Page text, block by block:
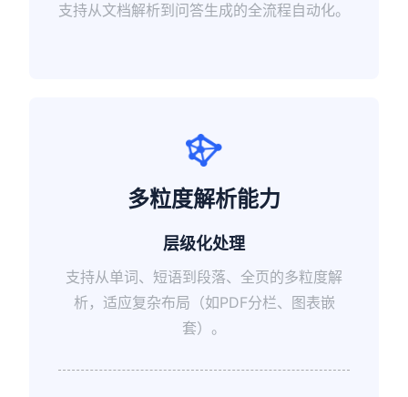
支持从文档解析到问答生成的全流程自动化。
多粒度解析能力
层级化处理
支持从单词、短语到段落、全页的多粒度解
析，适应复杂布局（如PDF分栏、图表嵌
套）。